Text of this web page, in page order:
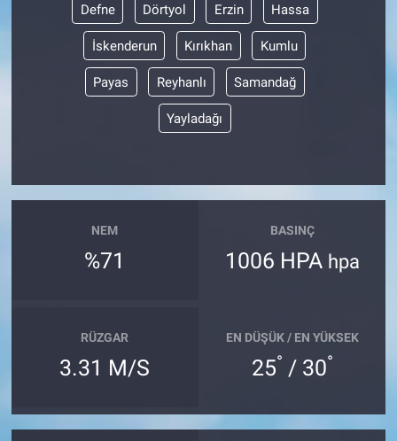
Defne Dörtyol Erzin Hassa
İskenderun Kırıkhan Kumlu
Payas Reyhanlı Samandağ
Yayladağı
NEM
%71
BASINÇ
1006 HPA hpa
RÜZGAR
3.31 M/S
EN DÜŞÜK / EN YÜKSEK
25° / 30°